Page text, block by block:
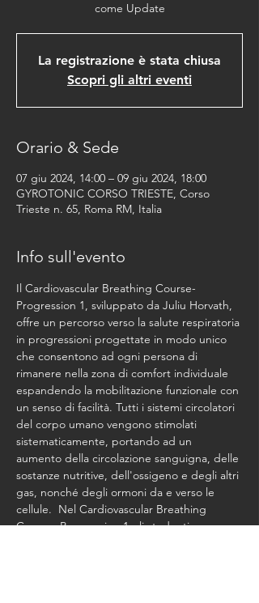
come Update
La registrazione è stata chiusa
Scopri gli altri eventi
Orario & Sede
07 giu 2024, 14:00 – 09 giu 2024, 18:00
GYROTONIC CORSO TRIESTE, Corso
Trieste n. 65, Roma RM, Italia
Info sull'evento
Il Cardiovascular Breathing Course-
Progression 1, sviluppato da Juliu Horvath,
offre un percorso verso la salute respiratoria
in progressioni progettate in modo unico
che consentono ad ogni persona di
rimanere nella zona di comfort individuale
espandendo la mobilitazione funzionale con
un senso di facilità. Tutti i sistemi circolatori
del corpo umano vengono stimolati
sistematicamente, portando ad un
aumento della circolazione sanguigna, delle
sostanze nutritive, dell'ossigeno e degli altri
gas, nonché degli ormoni da e verso le
cellule.  Nel Cardiovascular Breathing
Course- Progression 1 gli studenti